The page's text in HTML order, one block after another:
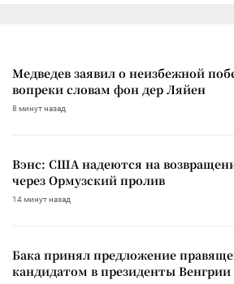
Медведев заявил о неизбежной
вопреки словам фон дер Ляйен
8 минут назад
Вэнс: США надеются на
через Ормузский пролив
14 минут назад
Бака принял предложение
кандидатом в президенты Венгрии